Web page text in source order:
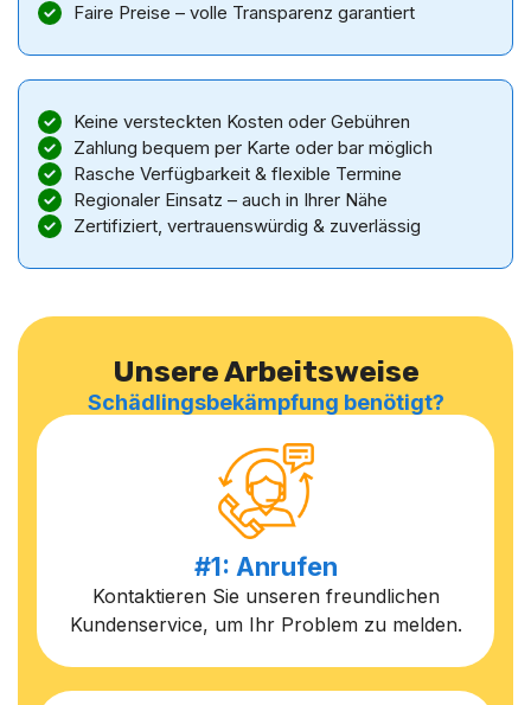
Faire Preise – volle Transparenz garantiert
Keine versteckten Kosten oder Gebühren
Zahlung bequem per Karte oder bar möglich
Rasche Verfügbarkeit & flexible Termine
Regionaler Einsatz – auch in Ihrer Nähe
Zertifiziert, vertrauenswürdig & zuverlässig
Unsere Arbeitsweise
Schädlingsbekämpfung benötigt?
#1: Anrufen
Kontaktieren Sie unseren freundlichen
Kundenservice, um Ihr Problem zu melden.